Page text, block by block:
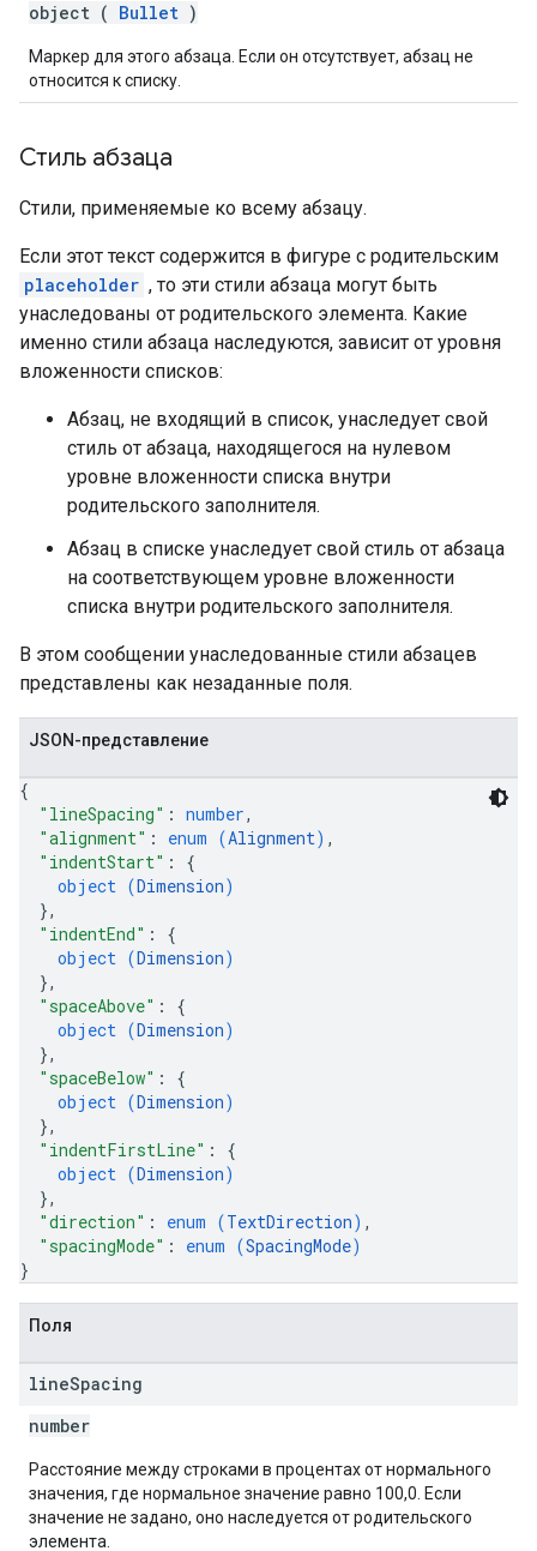
object ( Bullet )
Маркер для этого абзаца. Если он отсутствует, абзац не
относится к списку.
Стиль абзаца
Стили, применяемые ко всему абзацу.
Если этот текст содержится в фигуре с родительским
placeholder , то эти стили абзаца могут быть
унаследованы от родительского элемента. Какие
именно стили абзаца наследуются, зависит от уровня
вложенности списков:
Абзац, не входящий в список, унаследует свой
стиль от абзаца, находящегося на нулевом
уровне вложенности списка внутри
родительского заполнителя.
Абзац в списке унаследует свой стиль от абзаца
на соответствующем уровне вложенности
списка внутри родительского заполнителя.
В этом сообщении унаследованные стили абзацев
представлены как незаданные поля.
JSON-представление
{
"lineSpacing" : number,
"alignment" : enum (Alignment) ,
"indentStart" : {
object (Dimension)
},
"indentEnd" : {
object (Dimension)
},
"spaceAbove" : {
object (Dimension)
},
"spaceBelow" : {
object (Dimension)
},
"indentFirstLine" : {
object (Dimension)
},
"direction" : enum (TextDirection) ,
"spacingMode" : enum (SpacingMode)
}
Поля
lineSpacing
number
Расстояние между строками в процентах от нормального
значения, где нормальное значение равно 100,0. Если
значение не задано, оно наследуется от родительского
элемента.